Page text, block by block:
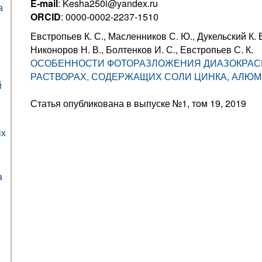
E-mail : Kesha250i@yandex.ru
ORCID: 0000-0002-2237-1510
Евстропьев К. С., Масленников С. Ю., Дукельский К.
Никоноров Н. В., Болтенков И. С., Евстропьев С. К.
ОСОБЕННОСТИ ФОТОРАЗЛОЖЕНИЯ
РАСТВОРАХ, СОДЕРЖАЩИХ СОЛИ ЦИНКА,
Статья опубликована в выпуске №1, том 19, 2019